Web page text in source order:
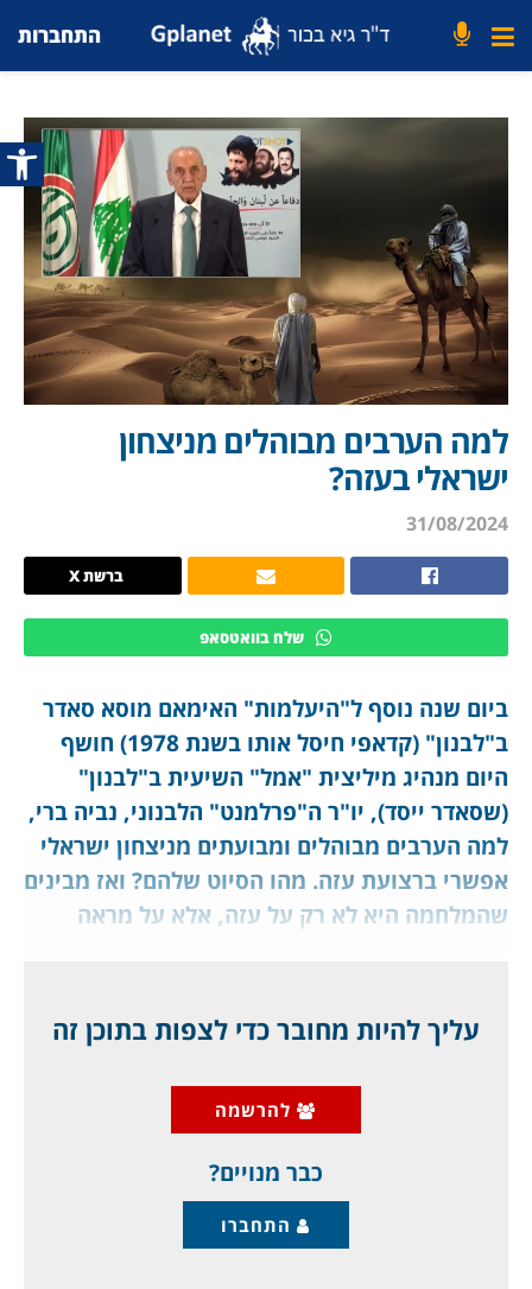
פתח
התחברות
למה הערבים מבוהלים מניצחון
ישראלי בעזה?
31/08/2024
ברשת X
שלח בוואטסאפ
ביום שנה נוסף ל"היעלמות" האימאם מוסא סאדר
ב"לבנון" (קדאפי חיסל אותו בשנת 1978) חושף
היום מנהיג מיליצית "אמל" השיעית ב"לבנון"
(שסאדר ייסד), יו"ר ה"פרלמנט" הלבנוני, נביה ברי,
למה הערבים מבוהלים ומבועתים מניצחון ישראלי
אפשרי ברצועת עזה. מהו הסיוט שלהם? ואז מבינים
שהמלחמה היא לא רק על עזה, אלא על מראה
מיליציית אמל השיעית נוסדה בידי האימאם
"הנעלם" מוסא סדר (השלישי משמאל בתמונה),
זמן קצר לפני שנסע לביקור בלוב, ומאז נעלם
עליך להיות מחובר כדי לצפות בתוכן זה
להרשמה
כבר מנויים?
התחברו